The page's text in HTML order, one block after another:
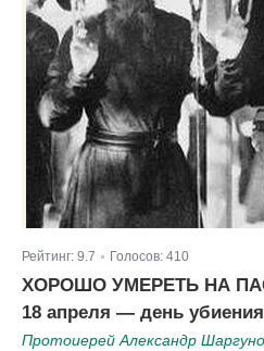
Рейтинг: 9.7 Голосов: 410
ХОРОШО УМЕРЕТЬ НА
18 апреля — день
Протоиерей Александр